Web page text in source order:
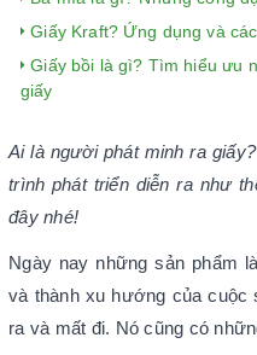
Giấy Kraft? Ứng dụng và
Giấy bồi là gì? Tìm hiểu ưu
giấy
Ai là người phát minh ra giấy?
trình phát triển diễn ra như
đây nhé!
Ngày nay những sản phẩm
và thành xu hướng của cuộc
ra và mất đi. Nó cũng có